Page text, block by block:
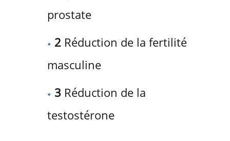
prostate
2 Réduction de la fertilité
masculine
3 Réduction de la
testostérone